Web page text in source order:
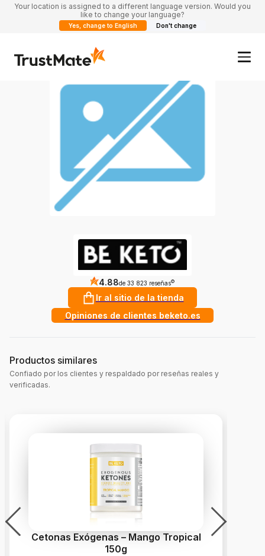
Your location is assigned to a different language version. Would you
like to change your language?
Yes, change to English Don't change
4.88de 33 823 reseñas ?
Ir al sitio de la tienda
Opiniones de clientes beketo.es
Productos similares
Confiado por los clientes y respaldado por reseñas reales y
verificadas.
Cetonas Exógenas – Mango Tropical
150g